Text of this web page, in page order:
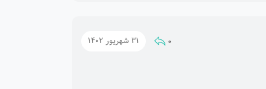
0 31 شهریور 1402